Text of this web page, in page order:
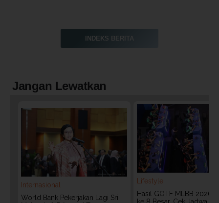
INDEKS BERITA
Jangan Lewatkan
Internasional
World Bank Pekerjakan Lagi Sri
Lifestyle
Hasil GOTF MLBB 2026: